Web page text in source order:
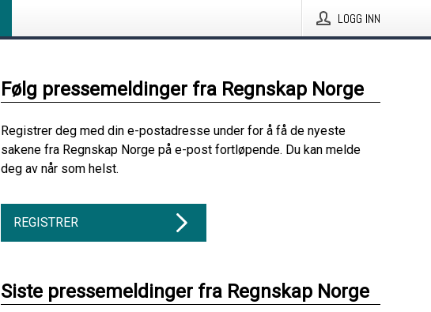
LOGG INN
Følg pressemeldinger fra Regnskap Norge
Registrer deg med din e-postadresse under for å få de nyeste
sakene fra Regnskap Norge på e-post fortløpende. Du kan melde
deg av når som helst.
REGISTRER
Siste pressemeldinger fra Regnskap Norge